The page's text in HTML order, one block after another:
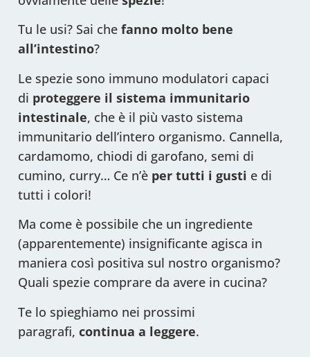
Tu le usi? Sai che fanno molto bene
all’intestino?
Le spezie sono immuno modulatori capaci
di proteggere il sistema immunitario
intestinale, che è il più vasto sistema
immunitario dell’intero organismo. Cannella,
cardamomo, chiodi di garofano, semi di
cumino, curry… Ce n’è per tutti i gusti e di
tutti i colori!
Ma come è possibile che un ingrediente
(apparentemente) insignificante agisca in
maniera così positiva sul nostro organismo?
Quali spezie comprare da avere in cucina?
Te lo spieghiamo nei prossimi
paragrafi, continua a leggere.